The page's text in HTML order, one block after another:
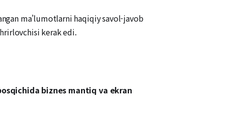
ma’lumotlarni haqiqiy savol-javob
kerak edi.
biznes mantiq va ekran